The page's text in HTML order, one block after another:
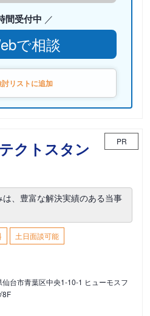
間受付中
で相談
討リストに追加
クトスタン
PR
、豊富な解決実績のある当事
土日面談可能
仙台市青葉区中央1-10-1 ヒューモスフ
8F